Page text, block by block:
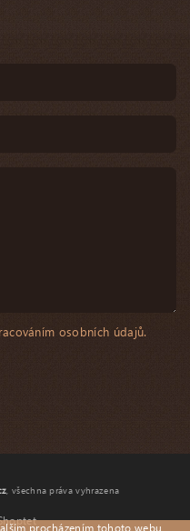
osobních údajů.
, všechna práva vyhrazena
procházením tohoto webu